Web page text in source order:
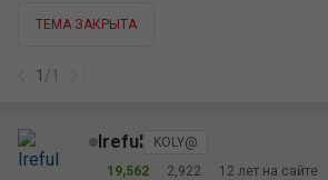
ТЕМА ЗАКРЫТА
1 /1
Ireful
KOLY@
19,562
2,922 12 лет на сайте